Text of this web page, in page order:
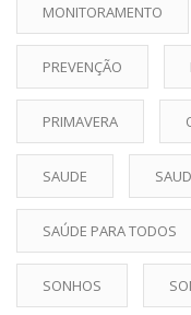
MONITORAMENTO
PREVENÇÃO
PRIMAVERA
SAUDE
SAÚDE PARA TODOS
SONHOS